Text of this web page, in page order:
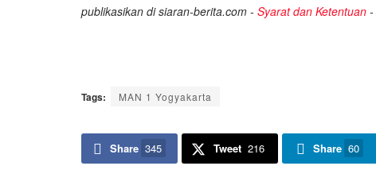
publikasikan di siaran-berita.com - Syarat dan Ketentuan -
Tags: MAN 1 Yogyakarta
Share 345 Tweet 216 Share 60